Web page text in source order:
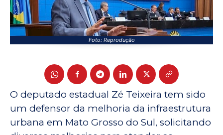
Foto: Reprodução
O deputado estadual Zé Teixeira tem sido
um defensor da melhoria da infraestrutura
urbana em Mato Grosso do Sul, solicitando